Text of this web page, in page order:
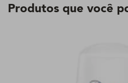
Produtos que você